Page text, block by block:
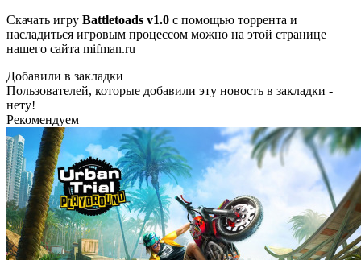
Скачать игру Battletoads v1.0 с помощью торрента и
насладиться игровым процессом можно на этой странице
нашего сайта mifman.ru
Добавили в закладки
Пользователей, которые добавили эту новость в закладки -
нету!
Рекомендуем